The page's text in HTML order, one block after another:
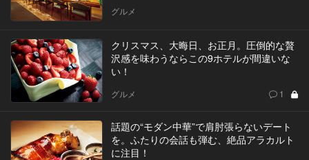
グルメ
クリスマス、大晦日、お正月。圧倒的な贅
沢感を味わうならこの9ホテルが間違いな
い！
グルメ 1
話題の“モダン中華”で肩肘張らないデート
を。ふたりの会話も弾む、絶品アラカルト
に注目！